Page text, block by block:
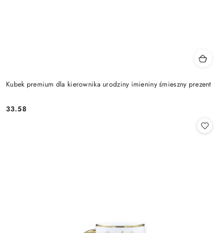
Kubek premium dla kierownika urodziny imieniny śmieszny prezent
Cena:
33.58